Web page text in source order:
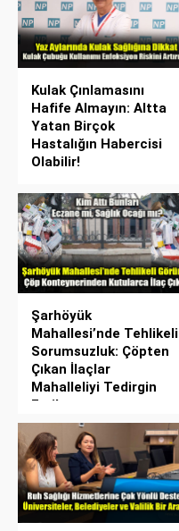
Kulak Çınlamasını
Hafife Almayın: Altta
Yatan Birçok
Hastalığın Habercisi
Olabilir!
Şarhöyük
Mahallesi’nde Tehlikeli
Sorumsuzluk: Çöpten
Çıkan İlaçlar
Mahalleliyi Tedirgin
Etti!